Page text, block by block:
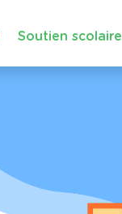
Soutien scolaire